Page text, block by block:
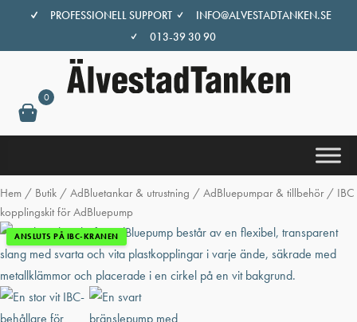
innehåll
PROFESSIONELL SUPPORT
INFO@ALVESTADTANKEN.SE
013-39 30 90
0
Hem / Butik / AdBluetankar & utrustning / AdBluepumpar & tillbehör/ IBC
kopplingskit för AdBluepump
ANSLUTS PÅ IBC-KRANEN